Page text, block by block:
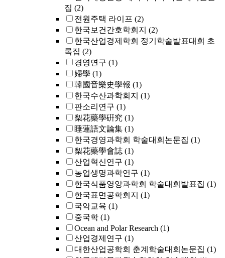
집 (2)
전원주택 라이프 (2)
한국보건간호학회지 (2)
한국산업경제학회 정기학술발표대회 초
록집 (2)
경영연구 (1)
婦學 (1)
韓國音樂史學報 (1)
한국수산과학회지 (1)
판소리연구 (1)
梨花藥學硏究 (1)
睡蓮語文論集 (1)
한국경영과학회 학술대회논문집 (1)
梨花藥學會誌 (1)
산업혁신연구 (1)
농업생명과학연구 (1)
한국식품영양과학회 학술대회발표집 (1)
한국표면공학회지 (1)
국악교육 (1)
중국학 (1)
Ocean and Polar Research (1)
산업경제연구 (1)
대한산업공학회 춘계학술대회논문집 (1)